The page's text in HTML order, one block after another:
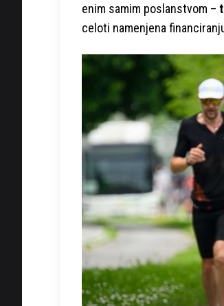
enim samim poslanstvom –
celoti namenjena